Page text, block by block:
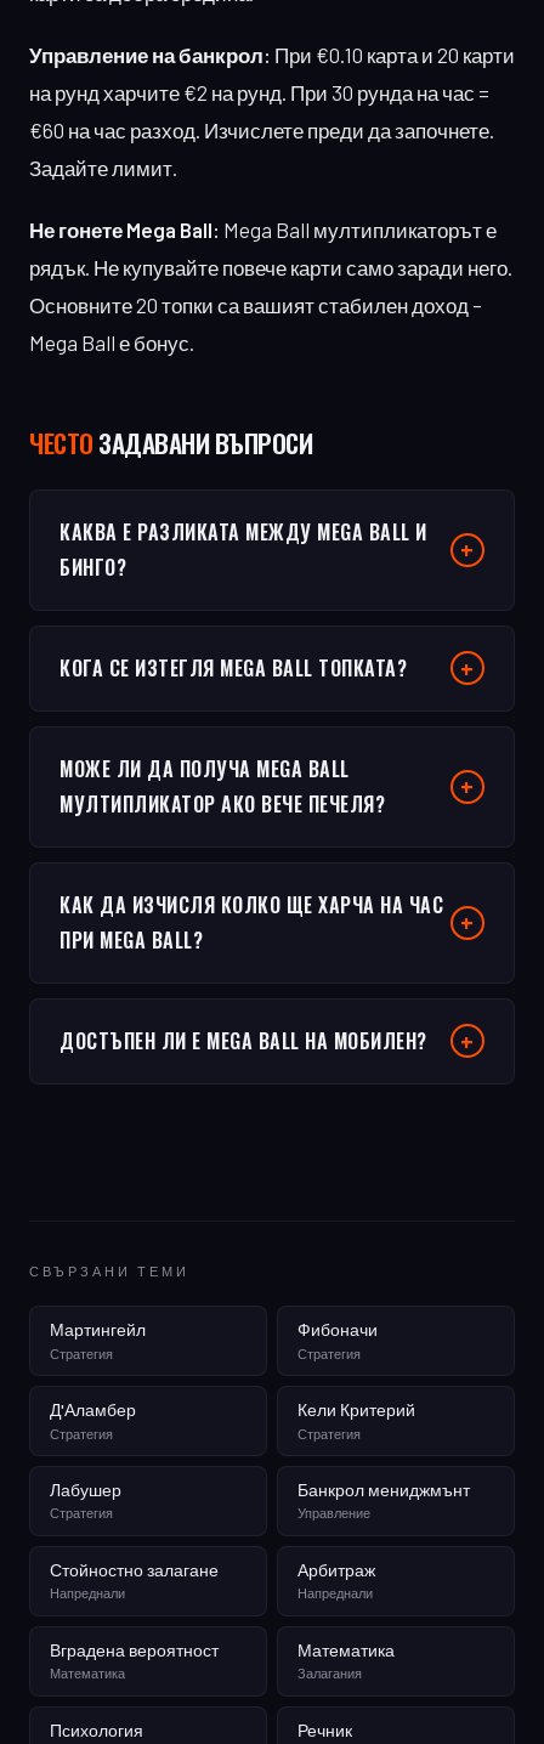
Управление на банкрол: При €0.10 карта и 20 карти
на рунд харчите €2 на рунд. При 30 рунда на час =
€60 на час разход. Изчислете преди да започнете.
Задайте лимит.
Не гонете Mega Ball: Mega Ball мултипликаторът е
рядък. Не купувайте повече карти само заради него.
Основните 20 топки са вашият стабилен доход –
Mega Ball е бонус.
ЧЕСТOЗАДАВАНИ ВЪПРОСИ
КАКВА Е РАЗЛИКАТА МЕЖДУ MEGA BALL И
БИНГО?
КОГА СЕ ИЗТЕГЛЯ MEGA BALL ТОПКАТА?
МОЖЕ ЛИ ДА ПОЛУЧА MEGA BALL
МУЛТИПЛИКАТОР АКО ВЕЧЕ ПЕЧЕЛЯ?
КАК ДА ИЗЧИСЛЯ КОЛКО ЩЕ ХАРЧА НА ЧАС
ПРИ MEGA BALL?
ДОСТЪПЕН ЛИ Е MEGA BALL НА МОБИЛЕН?
СВЪРЗАНИ ТЕМИ
Мартингейл
Стратегия
Фибоначи
Стратегия
Д'Аламбер
Стратегия
Кели Критерий
Стратегия
Лабушер
Стратегия
Банкрол мениджмънт
Управление
Стойностно залагане
Напреднали
Арбитраж
Напреднали
Вградена вероятност
Математика
Математика
Залагания
Психология Речник